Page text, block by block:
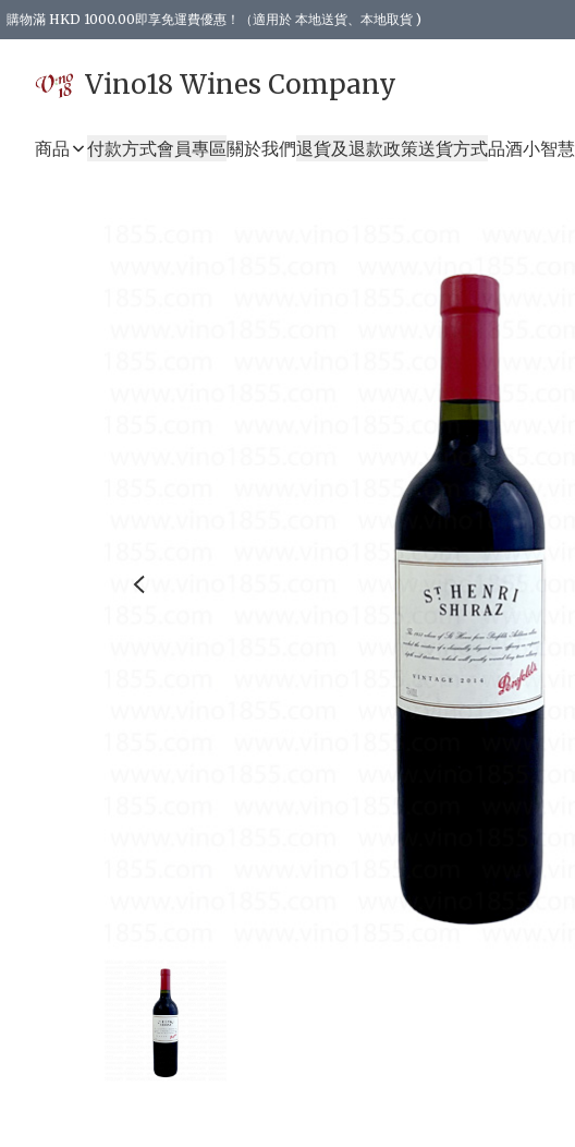
購物滿 HKD 1000.00即享免運費優惠！（適用於 本地送貨、本地取貨 )
Vino18 Wines Company
商品 付款方式會員專區關於我們退貨及退款政策送貨方式品酒小智慧